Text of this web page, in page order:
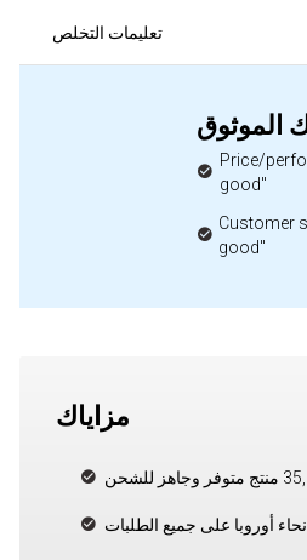
تعليمات التخلص
الموثوق
Price/
good"
Customer
good"
مزاياك
أوروبا على جميع الطلبات